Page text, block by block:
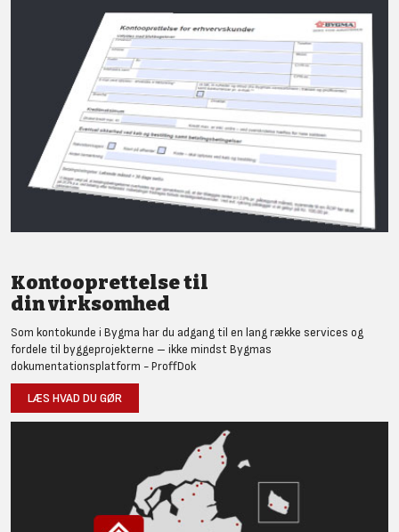
Kontooprettelse til
din virksomhed
Som kontokunde i Bygma har du adgang til en lang række services og
fordele til byggeprojekterne – ikke mindst Bygmas
dokumentationsplatform - ProffDok
LÆS HVAD DU GØR